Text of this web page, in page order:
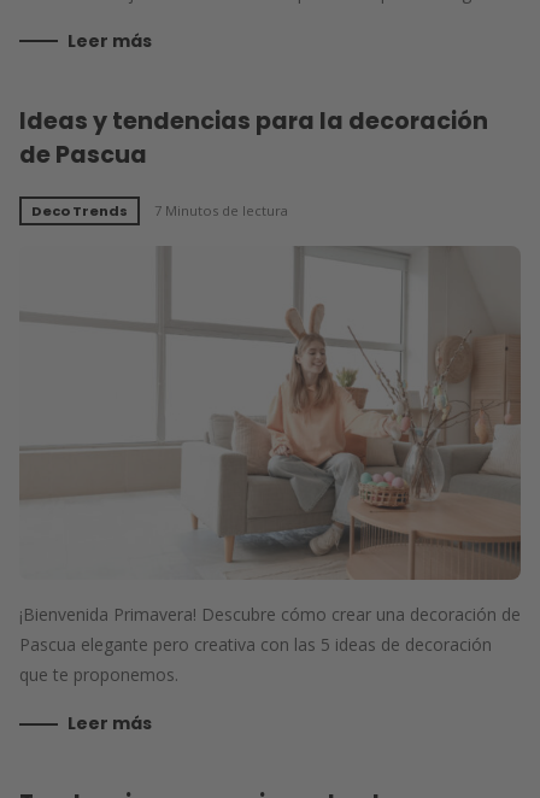
Leer más
Ideas y tendencias para la decoración
de Pascua
Deco Trends 7 Minutos de lectura
¡Bienvenida Primavera! Descubre cómo crear una decoración de
Pascua elegante pero creativa con las 5 ideas de decoración
que te proponemos.
Leer más